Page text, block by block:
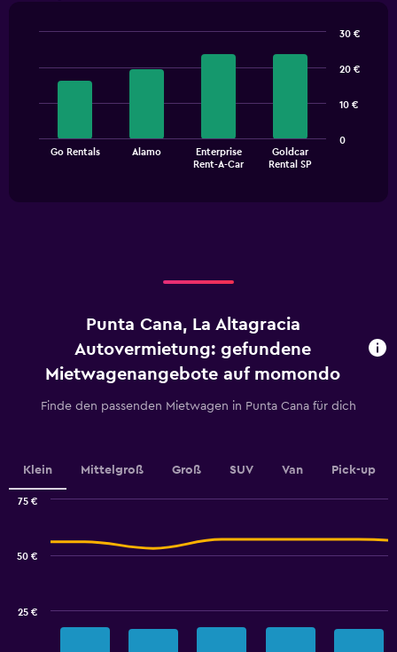
bars.
The
chart
axis
Range:
0
to
Go Rentals Alamo
Enterprise
Rent-A-Car
Goldcar
Rental SP
0
10 €
20 €
30 €
Punta Cana, La Altagracia
Autovermietung: gefundene
Mietwagenangebote auf momondo
Finde den passenden Mietwagen in Punta Cana für dich
Klein Mittelgroß Groß SUV Van Pick-up
25 €
50 €
75 €